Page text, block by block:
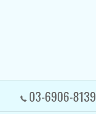
03-6906-8139